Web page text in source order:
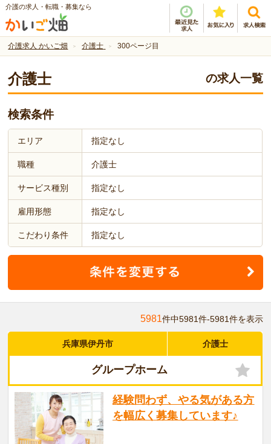
介護の求人・転職・募集なら
介護求人 かいご畑 介護士 300ページ目
介護士 の求人一覧
検索条件
エリア 指定なし
職種 介護士
サービス種別 指定なし
雇用形態 指定なし
こだわり条件 指定なし
5981件中5981件-5981件を表示
兵庫県伊丹市 介護士
グループホーム
経験問わず、やる気がある方
を幅広く募集しています♪